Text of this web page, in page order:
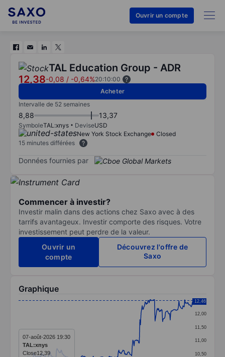
Ouvrir un compte
TAL Education Group - ADR
12,38-0,08 / -0,64%20:10:00
Acheter
Intervalle de 52 semaines
8,88 13,37
SymboleTAL:xnys DeviseUSD
New York Stock Exchange
Closed
15 minutes différées
Données fournies par
Commencer à investir?
Investir malin dans des actions chez Saxo avec à des
tarrifs avantageux. Investir comporte des risques. Votre
investissement peut perdre de la valeur.
Ouvrir un
compte
Découvrez l'offre de
Saxo
Graphique
Line chart with 299 data points.
The chart has 1 X axis displaying categories.
The chart has 1 Y axis displaying values. Data10,50
11,00
11,50
12,00
12,46
07-août-2026 19:30
TAL:xnys
Close12,39